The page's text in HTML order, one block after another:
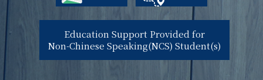
Education Support Provided for
Non-Chinese Speaking(NCS) Student(s)